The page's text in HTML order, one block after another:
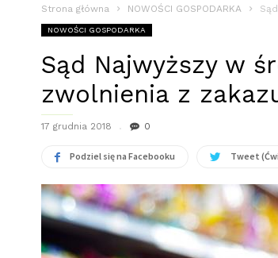
Strona główna NOWOŚCI GOSPODARKA
NOWOŚCI GOSPODARKA
Sąd Najwyższy w
zwolnienia z
17 grudnia 2018 0
Podziel się na Facebooku Tweet